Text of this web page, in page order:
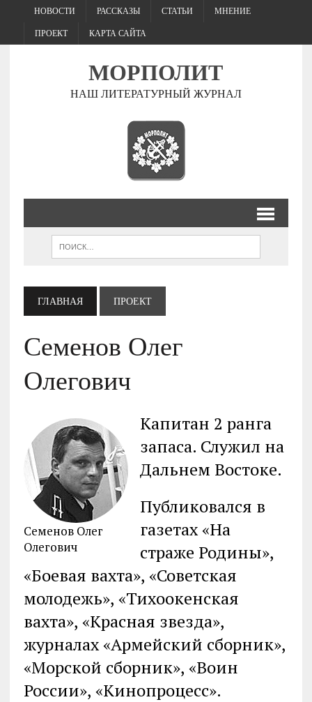
НОВОСТИ РАССКАЗЫ СТАТЬИ МНЕНИЕ
ПРОЕКТ КАРТА САЙТА
МОРПОЛИТ
НАШ ЛИТЕРАТУРНЫЙ ЖУРНАЛ
ГЛАВНАЯ ПРОЕКТ
Семенов Олег
Олегович
Семенов Олег
Олегович
Капитан 2 ранга
запаса. Служил на
Дальнем Востоке.
Публиковался в
газетах «На
страже Родины»,
«Боевая вахта», «Советская
молодежь», «Тихоокенская
вахта», «Красная звезда»,
журналах «Армейский сборник»,
«Морской сборник», «Воин
России», «Кинопроцесс».